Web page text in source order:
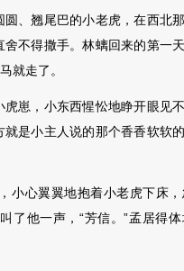
翘尾巴的小老虎，在西北
不得撒手。林螭回来的第一
就走了。
，小东西惺忪地睁开眼见
是小主人说的那个香香软软
小心翼翼地抱着小老虎下床
了他一声，“芳信。”孟居得